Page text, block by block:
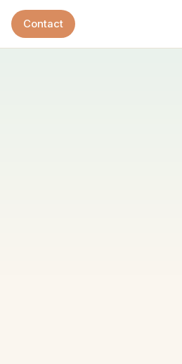
Contact